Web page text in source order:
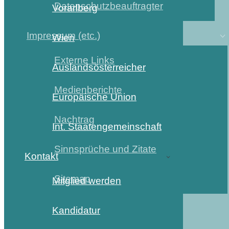
Datenschutzbeauftragter
Impressum (etc.)
Externe Links
Medienberichte
Nachtrag
Sinnsprüche und Zitate
Sitemap
Vorarlberg
Wien
Auslandsösterreicher
Europäische Union
Int. Staatengemeinschaft
Kontakt
Mitglied werden
Kandidatur